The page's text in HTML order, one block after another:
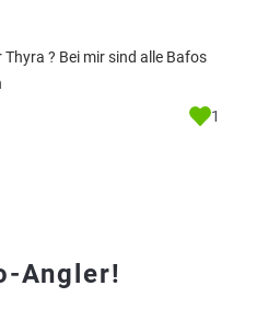
? Bei mir sind alle Bafos
1
Angler!